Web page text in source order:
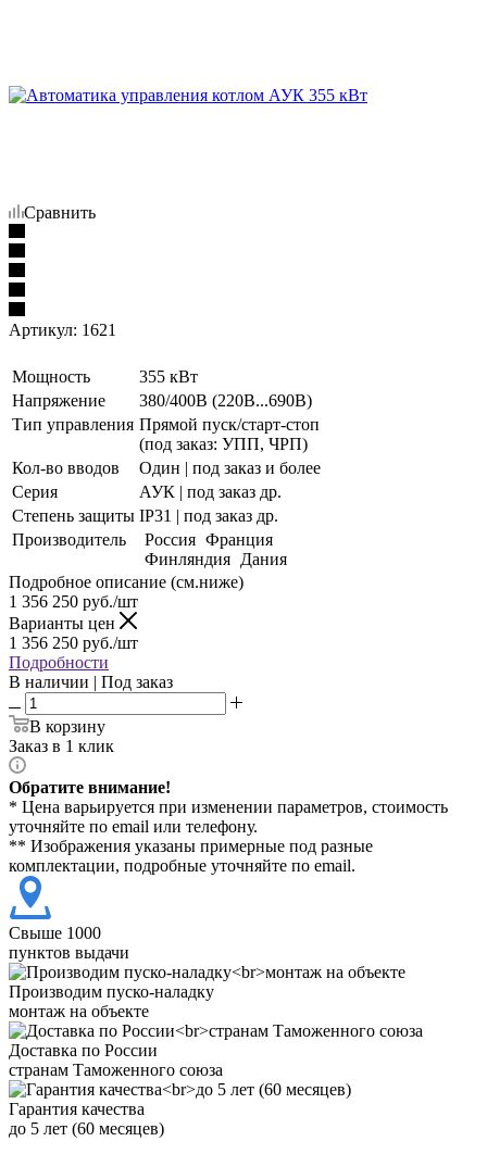
Сравнить
Артикул: 1621
Мощность
355 кВт
Напряжение
380/400В (220В...690В)
Тип управления Прямой пуск/старт-стоп
(под заказ: УПП, ЧРП)
Кол-во вводов
Один | под заказ и более
Серия
АУК | под заказ др.
Степень защиты IP31 | под заказ др.
Производитель
Россия Франция
Финляндия Дания
Подробное описание (см.ниже)
1 356 250 руб./шт
Варианты цен
1 356 250 руб./шт
Подробности
В наличии | Под заказ
В корзину
Заказ в 1 клик
Обратите внимание!
* Цена варьируется при изменении параметров, стоимость
уточняйте по email или телефону.
** Изображения указаны примерные под разные
комплектации, подробные уточняйте по email.
Свыше 1000
пунктов выдачи
Производим пуско-наладку
монтаж на объекте
Доставка по России
странам Таможенного союза
Гарантия качества
до 5 лет (60 месяцев)